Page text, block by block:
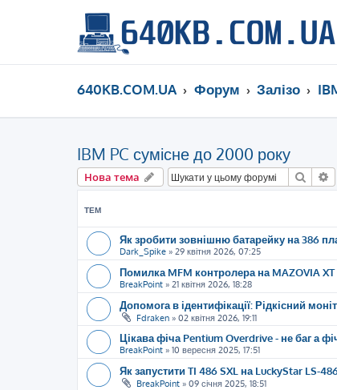
640KB.COM.UA Форум Залізо
IBM PC сумісне до 2000 року
Нова тема Пошук
ТЕМ
Як зробити зовнішню батарейку на 386
Dark_Spike » 29 квітня 2026, 07:25
Помилка MFM контролера на MAZOVIA XT
BreakPoint » 21 квітня 2026, 18:28
Допомога в ідентифікації: Рідкісний
Fdraken » 02 квітня 2026, 19:11
Цікава фіча Pentium Overdrive - не баг а
BreakPoint » 10 вересня 2025, 17:51
Як запустити TI 486 SXL на LuckyStar LS-
BreakPoint » 09 січня 2025, 18:51